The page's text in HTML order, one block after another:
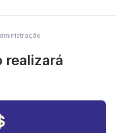
realizará